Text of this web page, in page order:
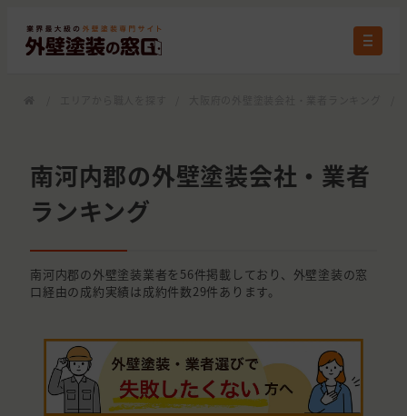
南河内郡の外壁塗装会社・業者
ランキング
南河内郡の外壁塗装業者を56件掲載しており、外壁塗装の窓
口経由の成約実績は成約件数29件あります。